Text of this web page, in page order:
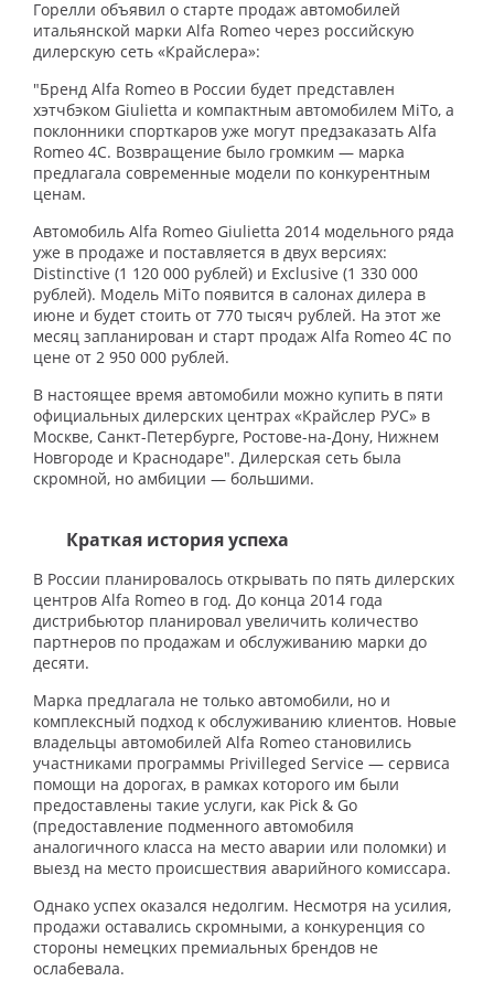
Горелли объявил о старте продаж автомобилей
итальянской марки Alfa Romeo через российскую
дилерскую сеть «Крайслера»:
"Бренд Alfa Romeo в России будет представлен
хэтчбэком Giulietta и компактным автомобилем MiTo, а
поклонники спорткаров уже могут предзаказать Alfa
Romeo 4C. Возвращение было громким — марка
предлагала современные модели по конкурентным
ценам.
Автомобиль Alfa Romeo Giulietta 2014 модельного ряда
уже в продаже и поставляется в двух версиях:
Distinctive (1 120 000 рублей) и Exclusive (1 330 000
рублей). Модель MiTo появится в салонах дилера в
июне и будет стоить от 770 тысяч рублей. На этот же
месяц запланирован и старт продаж Alfa Romeo 4C по
цене от 2 950 000 рублей.
В настоящее время автомобили можно купить в пяти
официальных дилерских центрах «Крайслер РУС» в
Москве, Санкт-Петербурге, Ростове-на-Дону, Нижнем
Новгороде и Краснодаре". Дилерская сеть была
скромной, но амбиции — большими.
Краткая история успеха
В России планировалось открывать по пять дилерских
центров Alfa Romeo в год. До конца 2014 года
дистрибьютор планировал увеличить количество
партнеров по продажам и обслуживанию марки до
десяти.
Марка предлагала не только автомобили, но и
комплексный подход к обслуживанию клиентов. Новые
владельцы автомобилей Alfa Romeo становились
участниками программы Privilleged Service — сервиса
помощи на дорогах, в рамках которого им были
предоставлены такие услуги, как Pick & Go
(предоставление подменного автомобиля
аналогичного класса на место аварии или поломки) и
выезд на место происшествия аварийного комиссара.
Однако успех оказался недолгим. Несмотря на усилия,
продажи оставались скромными, а конкуренция со
стороны немецких премиальных брендов не
ослабевала.